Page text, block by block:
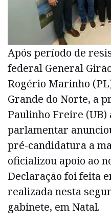
Após período de
federal General
Rogério Marinho
Grande do Norte, a
Paulinho Freire
parlamentar
pré-candidatura a
oficializou apoio ao
Declaração foi feita
realizada nesta
gabinete, em Natal.